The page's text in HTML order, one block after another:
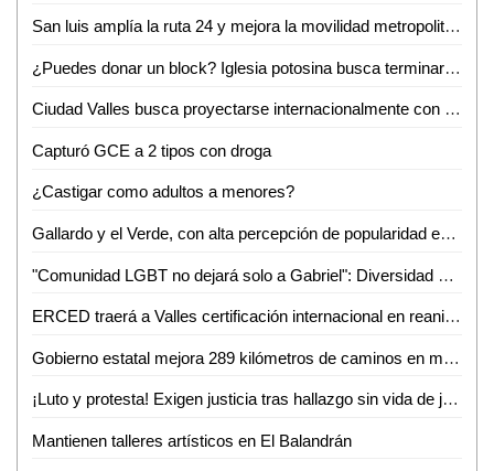
San luis amplía la ruta 24 y mejora la movilidad metropolitana
¿Puedes donar un block? Iglesia potosina busca terminar su centro administrativo en Valles
Ciudad Valles busca proyectarse internacionalmente con evento de ganado Brahman
Capturó GCE a 2 tipos con droga
¿Castigar como adultos a menores?
Gallardo y el Verde, con alta percepción de popularidad en SLP: Roy Campos
"Comunidad LGBT no dejará solo a Gabriel": Diversidad e Igualdad alza la voz por su asesinato
ERCED traerá a Valles certificación internacional en reanimación cardiopulmonar
Gobierno estatal mejora 289 kilómetros de caminos en marzo
¡Luto y protesta! Exigen justicia tras hallazgo sin vida de joven enfermero vallense
Mantienen talleres artísticos en El Balandrán